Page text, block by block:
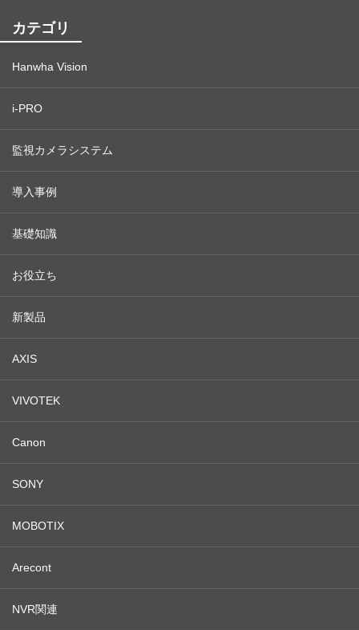
カテゴリ
Hanwha Vision
i-PRO
監視カメラシステム
導入事例
基礎知識
お役立ち
新製品
AXIS
VIVOTEK
Canon
SONY
MOBOTIX
Arecont
NVR関連